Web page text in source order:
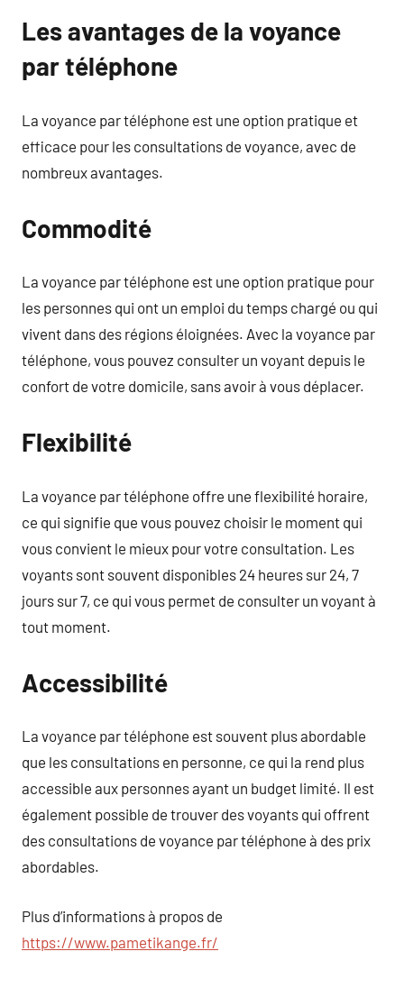
Les avantages de la voyance
par téléphone
La voyance par téléphone est une option pratique et
efficace pour les consultations de voyance, avec de
nombreux avantages.
Commodité
La voyance par téléphone est une option pratique pour
les personnes qui ont un emploi du temps chargé ou qui
vivent dans des régions éloignées. Avec la voyance par
téléphone, vous pouvez consulter un voyant depuis le
confort de votre domicile, sans avoir à vous déplacer.
Flexibilité
La voyance par téléphone offre une flexibilité horaire,
ce qui signifie que vous pouvez choisir le moment qui
vous convient le mieux pour votre consultation. Les
voyants sont souvent disponibles 24 heures sur 24, 7
jours sur 7, ce qui vous permet de consulter un voyant à
tout moment.
Accessibilité
La voyance par téléphone est souvent plus abordable
que les consultations en personne, ce qui la rend plus
accessible aux personnes ayant un budget limité. Il est
également possible de trouver des voyants qui offrent
des consultations de voyance par téléphone à des prix
abordables.
Plus d’informations à propos de
https://www.pametikange.fr/